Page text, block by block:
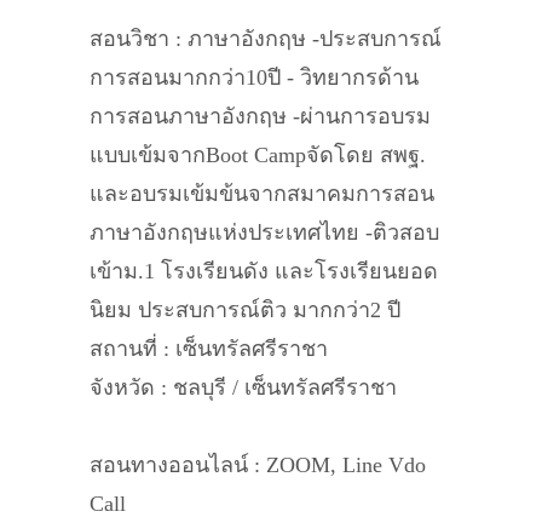
สอนวิชา : ภาษาอังกฤษ -ประสบการณ์
การสอนมากกว่า10ปี - วิทยากรด้าน
การสอนภาษาอังกฤษ -ผ่านการอบรม
แบบเข้มจากBoot Campจัดโดย สพฐ.
และอบรมเข้มข้นจากสมาคมการสอน
ภาษาอังกฤษแห่งประเทศไทย -ติวสอบ
เข้าม.1 โรงเรียนดัง และโรงเรียนยอด
นิยม ประสบการณ์ติว มากกว่า2 ปี
สถานที่ : เซ็นทรัลศรีราชา
จังหวัด : ชลบุรี / เซ็นทรัลศรีราชา
สอนทางออนไลน์ : ZOOM, Line Vdo
Call